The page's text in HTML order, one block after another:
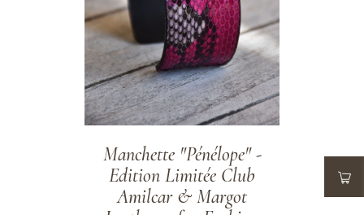
Manchette "Pénélope" -
Edition Limitée Club
Amilcar & Margot